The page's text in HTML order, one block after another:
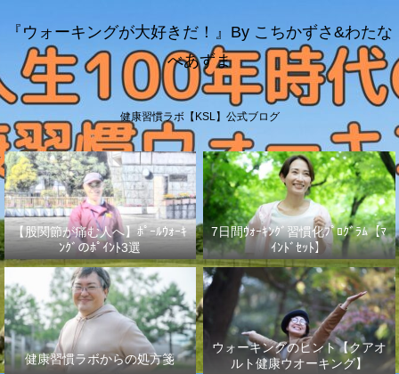
『ウォーキングが大好きだ！』By こちかずさ&わたな
べあずま
健康習慣ラボ【KSL】公式ブログ
【股関節が痛む人へ】ﾎﾟｰﾙｳｫｰｷ
ﾝｸﾞのﾎﾟｲﾝﾄ3選
7日間ｳｫｰｷﾝｸﾞ習慣化ﾌﾟﾛｸﾞﾗﾑ【ﾏ
ｲﾝﾄﾞｾｯﾄ】
健康習慣ラボからの処方箋
ウォーキングのヒント【クアオ
ルト健康ウオーキング】